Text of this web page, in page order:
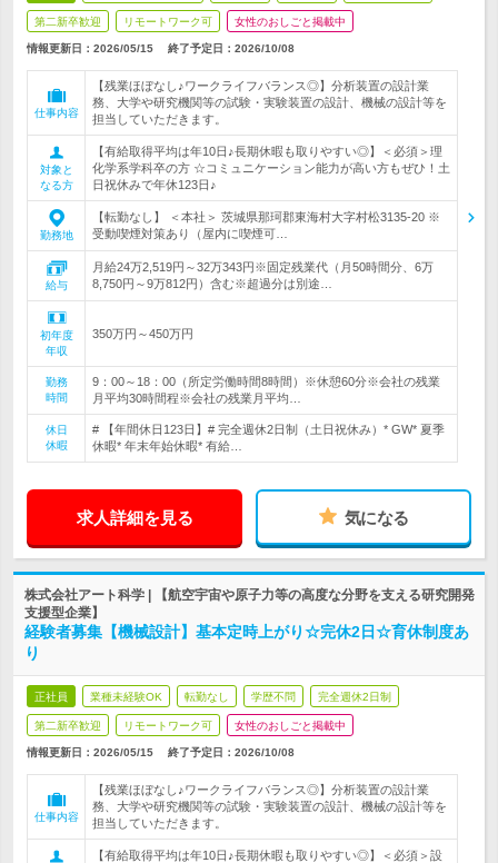
第二新卒歓迎 リモートワーク可 女性のおしごと掲載中
情報更新日：2026/05/15 終了予定日： 2026/10/08
仕事内容
【残業ほぼなし♪ワークライフバランス◎】分析装置の設計業
務、大学や研究機関等の試験・実験装置の設計、機械の設計等を
担当していただきます。
対象と
なる方
【有給取得平均は年10日♪長期休暇も取りやすい◎】＜必須＞理
化学系学科卒の方 ☆コミュニケーション能力が高い方もぜひ！土
日祝休みで年休123日♪
勤務地
【転勤なし】 ＜本社＞ 茨城県那珂郡東海村大字村松3135-20 ※
受動喫煙対策あり（屋内に喫煙可…
給与
月給24万2,519円～32万343円※固定残業代（月50時間分、6万
8,750円～9万812円）含む※超過分は別途…
初年度
年収
350万円～450万円
勤務
時間
9：00～18：00（所定労働時間8時間）※休憩60分※会社の残業
月平均30時間程※会社の残業月平均…
休日
休暇
# 【年間休日123日】# 完全週休2日制（土日祝休み）* GW* 夏季
休暇* 年末年始休暇* 有給…
求人詳細を見る 気になる
株式会社アート科学 | 【航空宇宙や原子力等の高度な分野を支える研究開発
支援型企業】
経験者募集【機械設計】基本定時上がり☆完休2日☆育休制度あ
り
正社員 業種未経験OK 転勤なし 学歴不問 完全週休2日制
第二新卒歓迎 リモートワーク可 女性のおしごと掲載中
情報更新日：2026/05/15 終了予定日： 2026/10/08
仕事内容
【残業ほぼなし♪ワークライフバランス◎】分析装置の設計業
務、大学や研究機関等の試験・実験装置の設計、機械の設計等を
担当していただきます。
【有給取得平均は年10日♪長期休暇も取りやすい◎】＜必須＞設